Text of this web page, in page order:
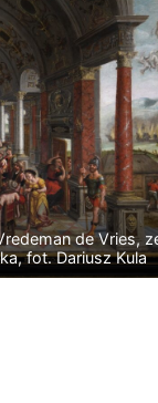
de Vries,
fot. Dariusz Kula